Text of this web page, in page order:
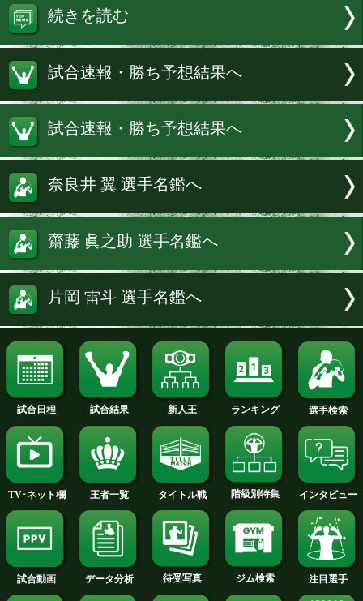
受賞者がリング上で喜びと決意を語っ
リングで強烈なインパクトを残した選
集結し、会場からは大きな拍手が送ら
表彰式では、ボクシングモバイルから
ィーとIPPOグロービングテープが贈呈
続きを読む
試合速報・勝ち予想結果へ
奈良井 翼 選手名鑑へ
齋藤 眞之助 選手名鑑へ
片岡 雷斗 選手名鑑へ